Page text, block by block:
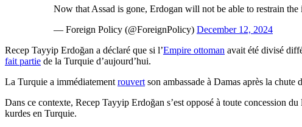
Now that Assad is gone, Erdogan will not be able to restrain
— Foreign Policy (@ForeignPolicy) December 12, 2024
Recep Tayyip Erdoğan a déclaré que si l’Empire ottoman avait été divisé
fait partie de la Turquie d’aujourd’hui.
La Turquie a immédiatement rouvert son ambassade à Damas après la
Dans ce contexte, Recep Tayyip Erdoğan s’est opposé à toute concession
kurdes en Turquie.